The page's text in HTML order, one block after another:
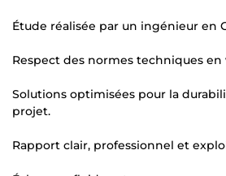
Étude réalisée par un ingénieur en
Respect des normes techniques en
Solutions optimisées pour la
projet.
Rapport clair, professionnel et